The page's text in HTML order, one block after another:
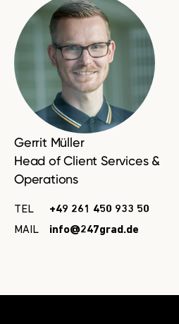
Gerrit Müller
Head of Client Services &
Operations
TEL
+49 261 450 933 50
MAIL
info@247grad.de